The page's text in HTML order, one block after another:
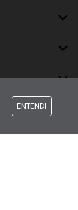
ENTENDI